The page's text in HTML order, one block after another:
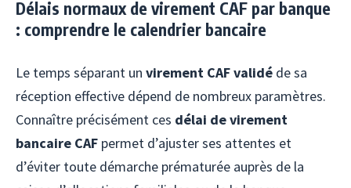
Délais normaux de virement CAF par banque
: comprendre le calendrier bancaire
Le temps séparant un virement CAF validé de sa
réception effective dépend de nombreux paramètres.
Connaître précisément ces délai de virement
bancaire CAF permet d’ajuster ses attentes et
d’éviter toute démarche prématurée auprès de la